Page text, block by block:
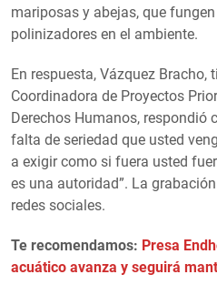
mariposas y abejas, que
polinizadores en el ambiente.
En respuesta, Vázquez Bracho,
Coordinadora de Proyectos
Derechos Humanos, respondió
falta de seriedad que usted
a exigir como si fuera usted
es una autoridad”. La
redes sociales.
Te recomendamos: Presa
acuático avanza y seguirá